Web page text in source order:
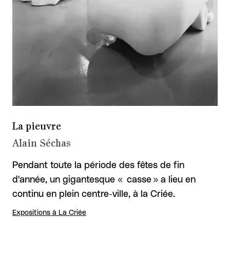
La pieuvre
Alain Séchas
Pendant toute la période des fêtes de fin
d'année, un gigantesque « casse » a lieu en
continu en plein centre-ville, à la Criée.
Expositions à La Criée